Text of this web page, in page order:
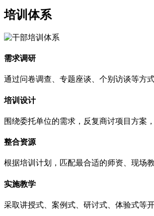
培训体系
需求调研
通过问卷调查、专题座谈、个别访谈等方
培训设计
围绕委托单位的需求，反复商讨项目方案
整合资源
根据培训计划，匹配最合适的师资、现场
实施教学
采取讲授式、案例式、研讨式、体验式等